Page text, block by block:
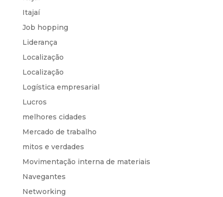
Itajaí
Job hopping
Liderança
Localização
Localização
Logística empresarial
Lucros
melhores cidades
Mercado de trabalho
mitos e verdades
Movimentação interna de materiais
Navegantes
Networking